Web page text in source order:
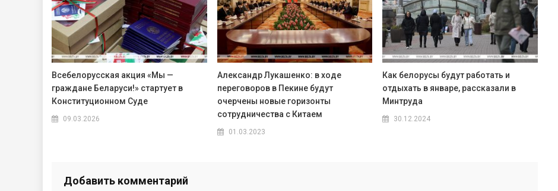
Всебелорусская акция «Мы —
граждане Беларуси!» стартует в
Конституционном Суде
09.03.2026
Александр Лукашенко: в ходе
переговоров в Пекине будут
очерчены новые горизонты
сотрудничества с Китаем
01.03.2023
Как белорусы будут работать и
отдыхать в январе, рассказали в
Минтруда
30.12.2024
Добавить комментарий